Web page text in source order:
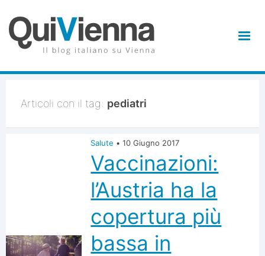
Articoli con il tag: pediatri
Salute • 10 Giugno 2017
Vaccinazioni:
l’Austria ha la
copertura più
bassa in